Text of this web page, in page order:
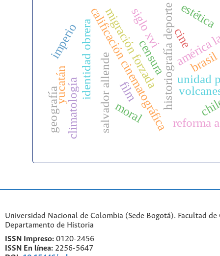
historiografía deporte
censura
calificación cinematográficacine
film
salvador allende unidad
identidad obrera
moral
migración forzada
siglo xvi
reforma
climatología
yucatán
brasil
estética
geografía
imperio
Universidad Nacional de Colombia (Sede Bogotá). Facultad de
Departamento de Historia
ISSN Impreso: 0120-2456
ISSN En línea: 2256-5647